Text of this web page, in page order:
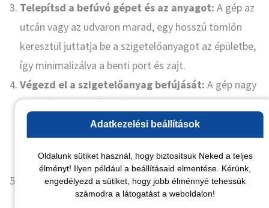
Telepítsd a befúvó gépet és az anyagot: A gép az
utcán vagy az udvaron marad, egy hosszú tömlőn
keresztül juttatja be a szigetelőanyagot az épületbe,
így minimalizálva a benti port és zajt.
Végezd el a szigetelőanyag befújását: A gép nagy
nyomással, fellazított állapotban juttatja be a
cellulózt vagy farostot. A technikus folyamatosan
figyeli a nyomásértékeket, hogy garantálja az előírt
sűrűséget, ami megakadályozza a későbbi roskadást.
Zárd le a nyílásokat és állítsd helyre a felületet:
befújás végeztével a furatokat speciális dugókkal
Adatkezelési beállítások
Oldalunk sütiket használ, hogy biztosítsuk Neked a teljes
élményt! Ilyen például a beállításaid elmentése. Kérünk,
engedélyezd a sütiket, hogy jobb élménnyé tehessük
számodra a látogatást a weboldalon!